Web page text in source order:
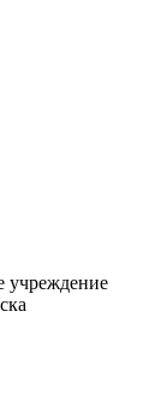
учреждение